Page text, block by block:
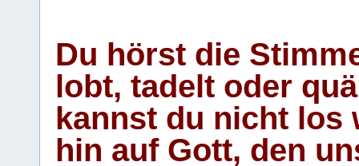
Du hörst die
lobt, tadelt oder
kannst du nicht los
hin auf Gott, den